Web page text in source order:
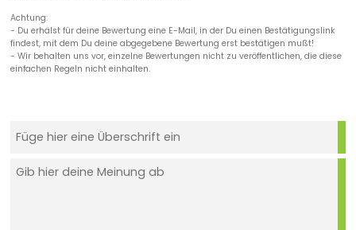
Achtung:
- Du erhälst für deine Bewertung eine E-Mail, in der Du einen Bestätigungslink
findest, mit dem Du deine abgegebene Bewertung erst bestätigen mußt!
- Wir behalten uns vor, einzelne Bewertungen nicht zu veröffentlichen, die diese
einfachen Regeln nicht einhalten.